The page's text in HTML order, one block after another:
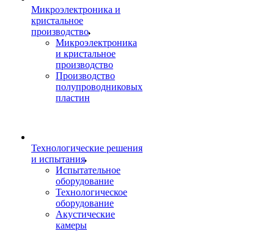
Микроэлектроника и
кристальное
производство
Микроэлектроника
и кристальное
производство
Производство
полупроводниковых
пластин
Технологические решения
и испытания
Испытательное
оборудование
Технологическое
оборудование
Акустические
камеры